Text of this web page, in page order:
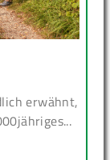
erwähnt,